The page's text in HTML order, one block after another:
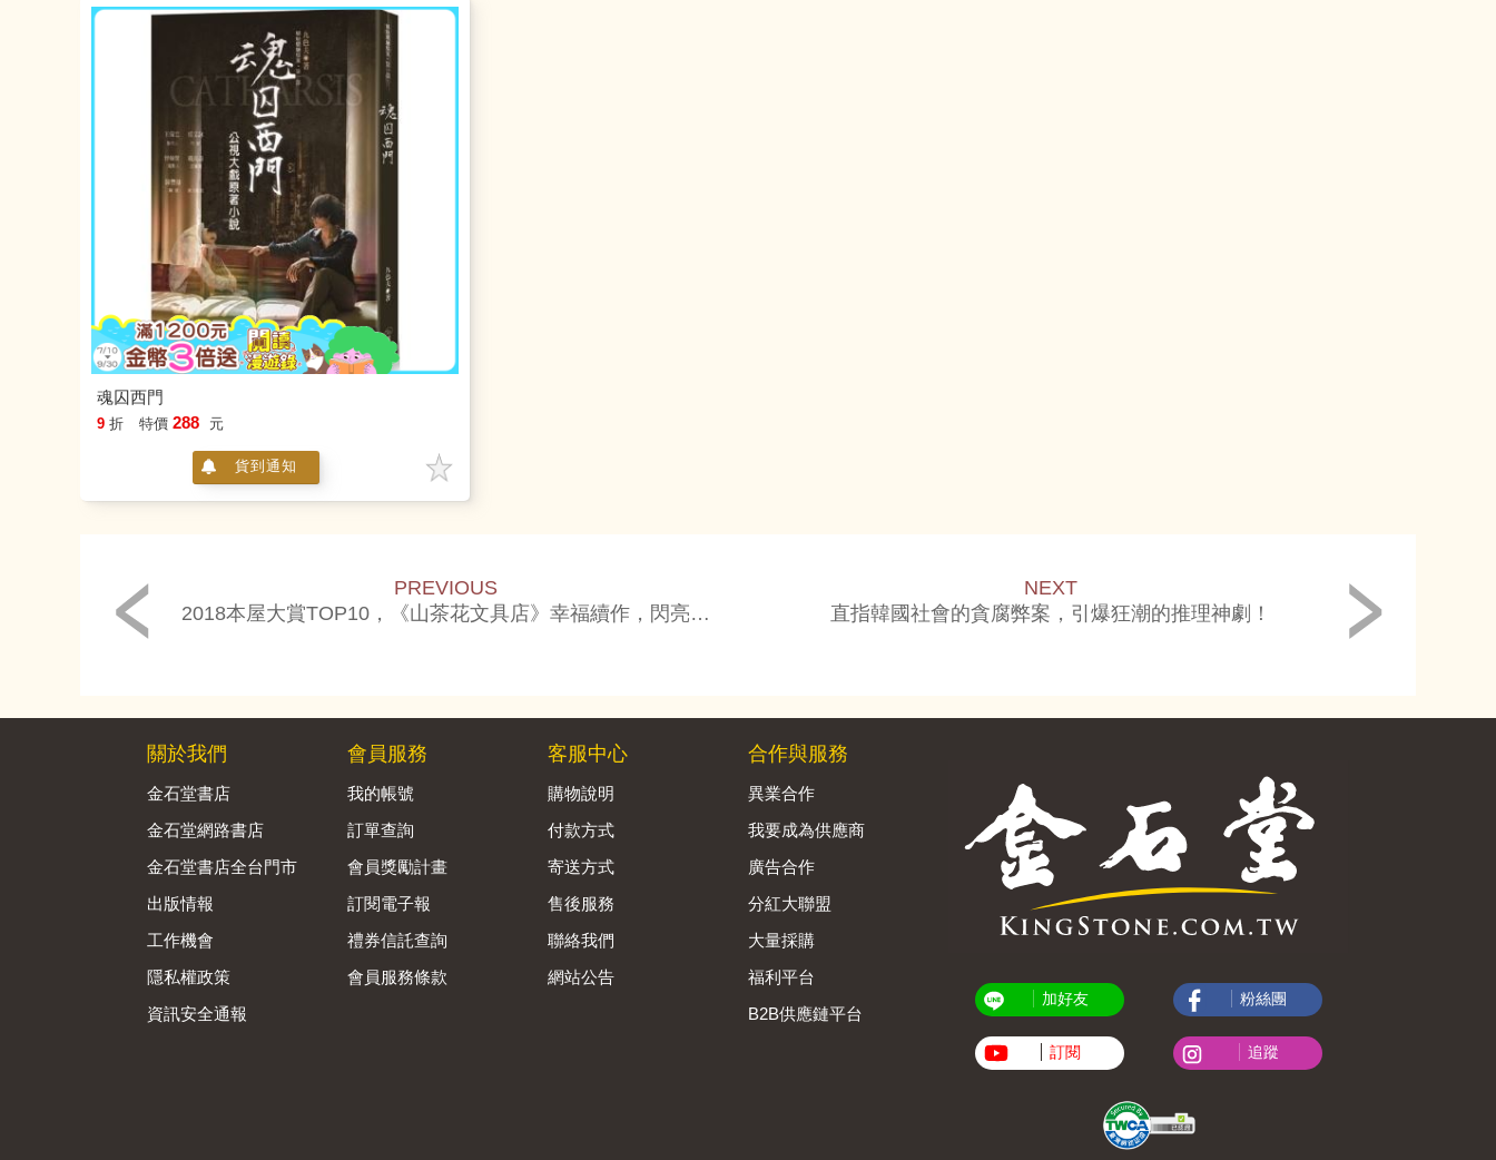
魂囚西門
9 折 特價 288 元
貨到通知
PREVIOUS
2018本屋大賞TOP10，《山茶花文具店》幸福續作，閃亮登
NEXT
直指韓國社會的貪腐弊案，引爆狂潮的推理神劇！
關於我們
金石堂書店
金石堂網路書店
金石堂書店全台門市
出版情報
工作機會
隱私權政策
資訊安全通報
會員服務
我的帳號
訂單查詢
會員獎勵計畫
訂閱電子報
禮券信託查詢
會員服務條款
客服中心
購物說明
付款方式
寄送方式
售後服務
聯絡我們
網站公告
合作與服務
異業合作
我要成為供應商
廣告合作
分紅大聯盟
大量採購
福利平台
B2B供應鏈平台
加好友
訂閱
粉絲團
追蹤